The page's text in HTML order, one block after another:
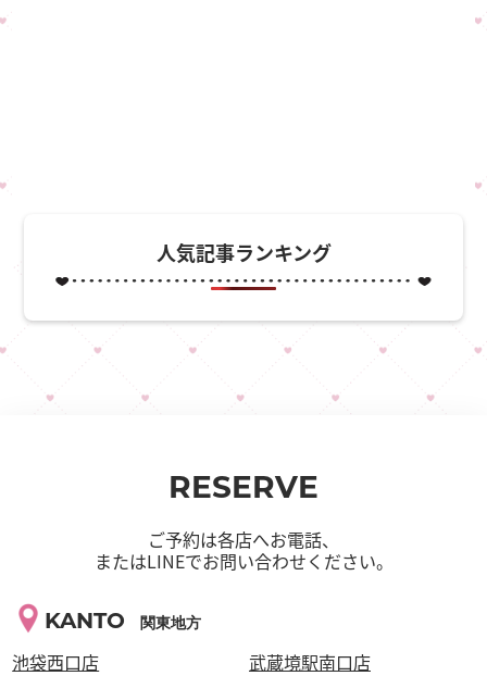
人気記事ランキング
RESERVE
ご予約は各店へお電話、
またはLINEでお問い合わせください。
KANTO 関東地方
池袋西口店
武蔵境駅南口店